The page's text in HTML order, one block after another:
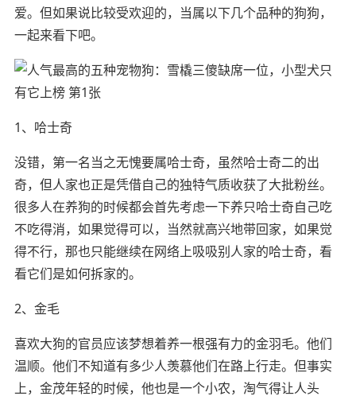
爱。但如果说比较受欢迎的，当属以下几个品种的狗狗，
一起来看下吧。
1、哈士奇
没错，第一名当之无愧要属哈士奇，虽然哈士奇二的出
奇，但人家也正是凭借自己的独特气质收获了大批粉丝。
很多人在养狗的时候都会首先考虑一下养只哈士奇自己吃
不吃得消，如果觉得可以，当然就高兴地带回家，如果觉
得不行，那也只能继续在网络上吸吸别人家的哈士奇，看
看它们是如何拆家的。
2、金毛
喜欢大狗的官员应该梦想着养一根强有力的金羽毛。他们
温顺。他们不知道有多少人羡慕他们在路上行走。但事实
上，金茂年轻的时候，他也是一个小农，淘气得让人头